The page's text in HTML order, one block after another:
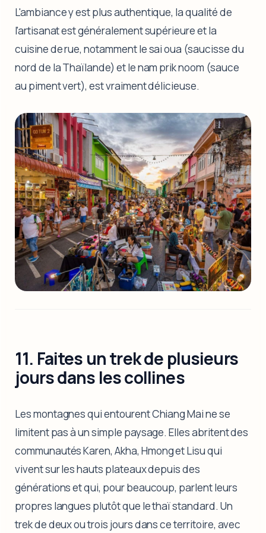
L'ambiance y est plus authentique, la qualité de
l'artisanat est généralement supérieure et la
cuisine de rue, notamment le sai oua (saucisse du
nord de la Thaïlande) et le nam prik noom (sauce
au piment vert), est vraiment délicieuse.
11. Faites un trek de plusieurs
jours dans les collines
Les montagnes qui entourent Chiang Mai ne se
limitent pas à un simple paysage. Elles abritent des
communautés Karen, Akha, Hmong et Lisu qui
vivent sur les hauts plateaux depuis des
générations et qui, pour beaucoup, parlent leurs
propres langues plutôt que le thaï standard. Un
trek de deux ou trois jours dans ce territoire, avec